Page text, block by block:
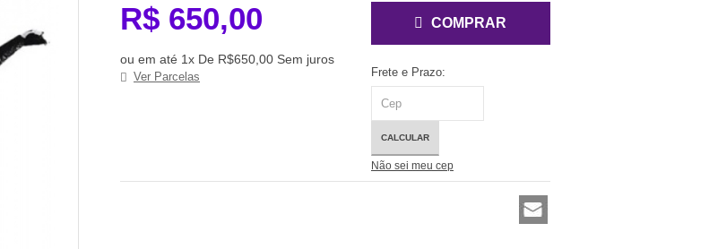
R$ 650,00
ou em até 1x De R$650,00 Sem juros
Ver Parcelas
COMPRAR
Frete e Prazo:
CALCULAR
Não sei meu cep